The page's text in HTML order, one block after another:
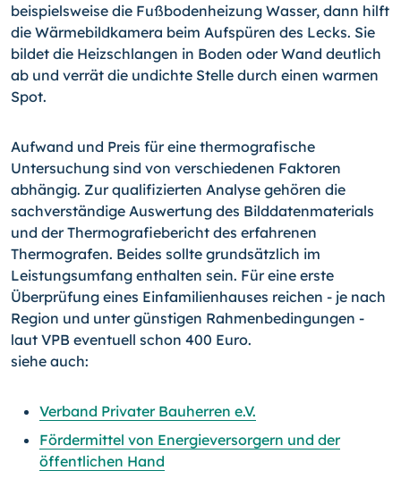
beispielsweise die Fußbodenheizung Wasser, dann hilft
die Wärmebildkamera beim Aufspüren des Lecks. Sie
bildet die Heizschlangen in Boden oder Wand deutlich
ab und verrät die undichte Stelle durch einen warmen
Spot.
Aufwand und Preis für eine thermografische
Untersuchung sind von verschiedenen Faktoren
abhängig. Zur qualifizierten Analyse gehören die
sachverständige Auswertung des Bilddatenmaterials
und der Thermografiebericht des erfahrenen
Thermografen. Beides sollte grundsätzlich im
Leistungsumfang enthalten sein. Für eine erste
Überprüfung eines Einfamilienhauses reichen - je nach
Region und unter günstigen Rahmenbedingungen -
laut VPB eventuell schon 400 Euro.
siehe auch:
Verband Privater Bauherren e.V.
Fördermittel von Energieversorgern und der
öffentlichen Hand